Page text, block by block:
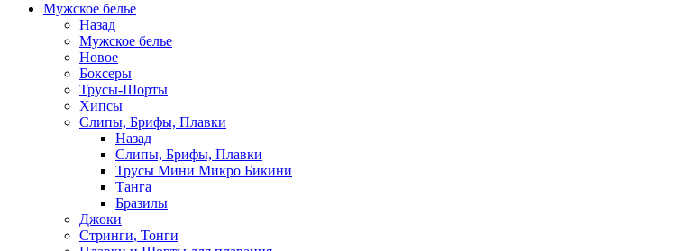
Мужское белье
Назад
Мужское белье
Новое
Боксеры
Трусы-Шорты
Хипсы
Слипы, Брифы, Плавки
Назад
Слипы, Брифы, Плавки
Трусы Мини Микро Бикини
Танга
Бразилы
Джоки
Стринги, Тонги